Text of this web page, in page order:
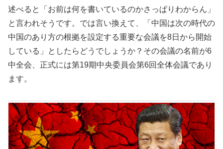
述べると「お前は何を書いているのかさっぱりわからん」
と言われそうです。では言い換えて、「中国は次の時代の
中国のあり方の根拠を設定する重要な会議を8日から開始
している」としたらどうでしょうか？その会議の名前が6
中全会、正式には第19期中央委員会第6回全体会議であり
ます。